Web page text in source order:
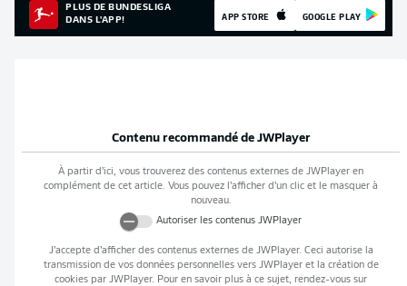
PLUS DE BUNDESLIGA
DANS L'APP!
APP STORE GOOGLE PLAY
Contenu recommandé de JWPlayer
À partir d’ici, vous trouverez des contenus externes de JWPlayer en
complément de cet article. Vous pouvez l’afficher d’un clic et le masquer à
nouveau.
Autoriser les contenus JWPlayer
J’accepte d’afficher des contenus externes de JWPlayer. Ceci autorise la
transmission de vos données personnelles vers JWPlayeret la création de
cookies par JWPlayer. Pour en savoir plus à ce sujet, rendez-vous sur